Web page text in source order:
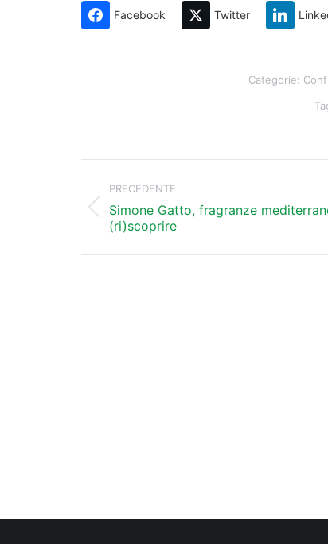
Facebook Twitter
Categorie:
post
PRECEDENTE
Post
precedente:
Simone Gatto, fragranze
(ri)scoprire